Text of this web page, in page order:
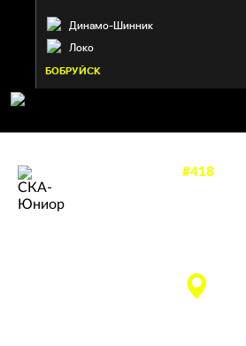
Динамо-Шинник
Локо
БОБРУЙСК
#418